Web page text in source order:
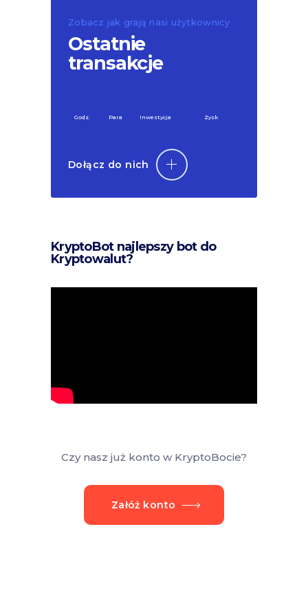
Zobacz jak grają nasi użytkownicy
Ostatnie
transakcje
Godz. Para Inwestycja Zysk
Dołącz do nich
KryptoBot najlepszy bot do
Kryptowalut?
Czy nasz już konto w KryptoBocie?
Załóż konto